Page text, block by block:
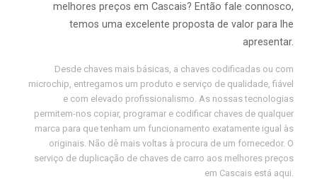
melhores preços em Cascais? Então fale connosco,
temos uma excelente proposta de valor para lhe
apresentar.
Desde chaves mais básicas, a chaves codificadas ou com
microchip, entregamos um produto e serviço de qualidade, fiável
e com elevado profissionalismo. As nossas tecnologias
permitem-nos copiar, programar e codificar chaves de qualquer
marca para que tenham um funcionamento exatamente igual às
originais. Não dê mais voltas à procura de um fornecedor. O
serviço de duplicação de chaves de carro aos melhores preços
em Cascais está aqui.